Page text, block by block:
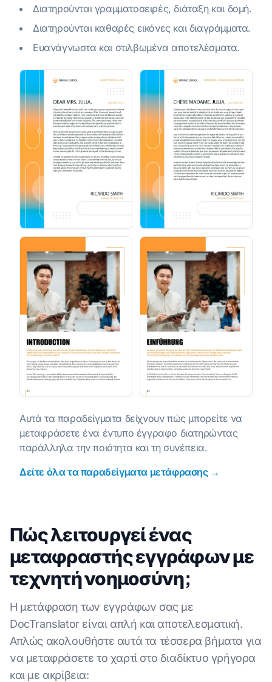
Διατηρούνται γραμματοσειρές, διάταξη και δομή.
Διατηρούνται καθαρές εικόνες και διαγράμματα.
Ευανάγνωστα και στιλβωμένα αποτελέσματα.
Αυτά τα παραδείγματα δείχνουν πώς μπορείτε να
μεταφράσετε ένα έντυπο έγγραφο διατηρώντας
παράλληλα την ποιότητα και τη συνέπεια.
Δείτε όλα τα παραδείγματα μετάφρασης →
Πώς λειτουργεί ένας
μεταφραστής εγγράφων με
τεχνητή νοημοσύνη;
Η μετάφραση των εγγράφων σας με
DocTranslator είναι απλή και αποτελεσματική.
Απλώς ακολουθήστε αυτά τα τέσσερα βήματα για
να μεταφράσετε το χαρτί στο διαδίκτυο γρήγορα
και με ακρίβεια: